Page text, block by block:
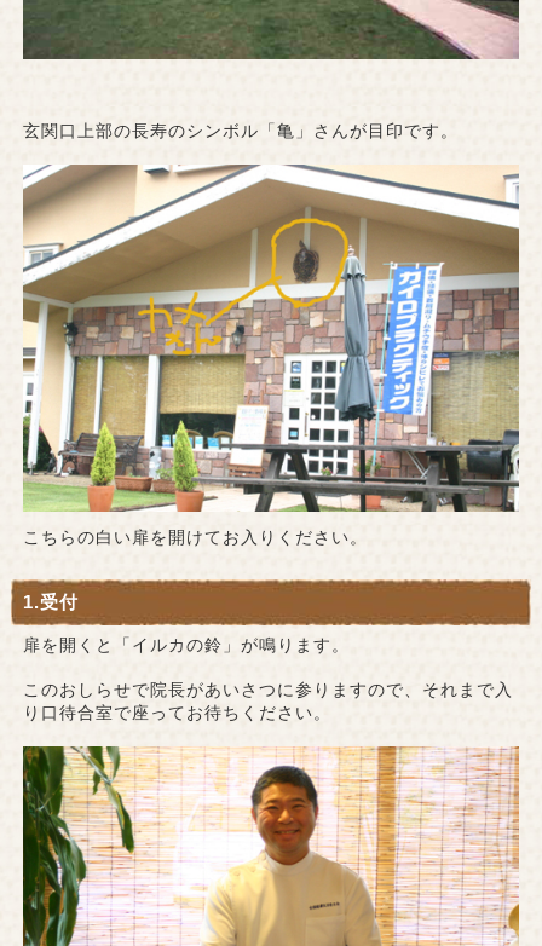
玄関口上部の長寿のシンボル「亀」さんが目印です。
こちらの白い扉を開けてお入りください。
1.受付
扉を開くと「イルカの鈴」が鳴ります。
このおしらせで院長があいさつに参りますので、それまで入
り口待合室で座ってお待ちください。